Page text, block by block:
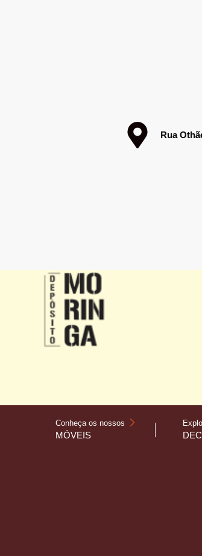
Rua
Conheça os nossos
MÓVEIS